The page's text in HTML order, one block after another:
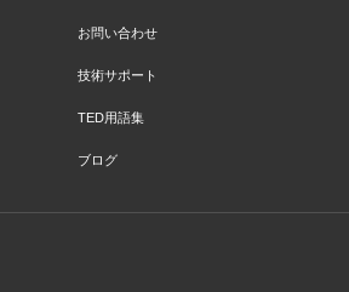
お問い合わせ
技術サポート
TED用語集
ブログ